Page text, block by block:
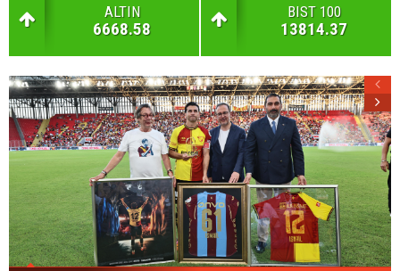
ALTIN
6668.58
BIST 100
13814.37